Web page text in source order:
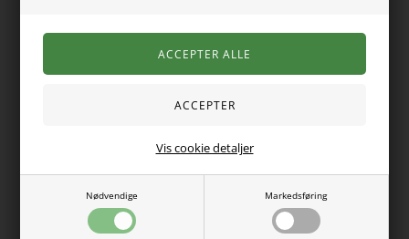
Nødvendige Markedsføring
Vis cookie detaljer
En smuk, langærmet bluse fra Name it med et sødt print på
bomuldskvalitet.
95% økologisk bomuld, 5% elastan.
Vaskes ved 40 grader.